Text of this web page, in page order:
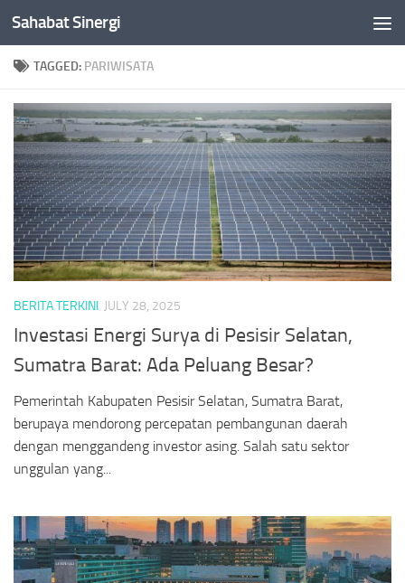
Skip to content
Sahabat Sinergi
TAGGED: PARIWISATA
BERITA TERKINI JULY 28, 2025
Investasi Energi Surya di Pesisir Selatan,
Sumatra Barat: Ada Peluang Besar?
Pemerintah Kabupaten Pesisir Selatan, Sumatra Barat,
berupaya mendorong percepatan pembangunan daerah
dengan menggandeng investor asing. Salah satu sektor
unggulan yang...